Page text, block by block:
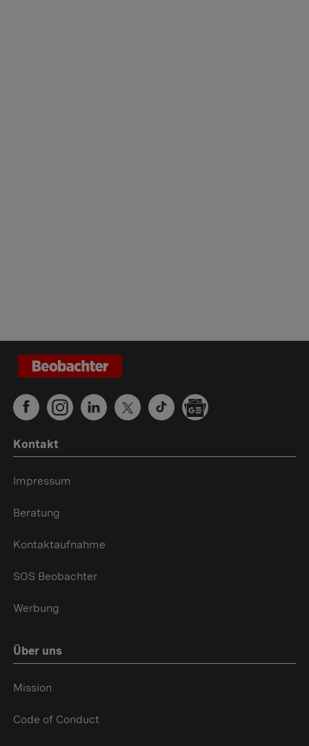
Kontakt
Impressum
Beratung
Kontaktaufnahme
SOS Beobachter
Werbung
Über uns
Mission
Code of Conduct